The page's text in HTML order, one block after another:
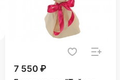
7 550 ₽